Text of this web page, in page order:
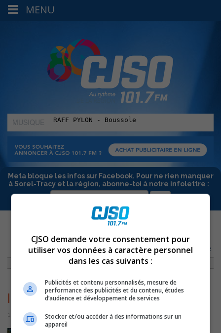
MUSIQUE
:
Meta bloque les infos sur Facebook. Pour ne rien manquer
à Sorel-Tracy et la région, abonne-toi à notre infolettre :
ACCUEIL»ACTUALITÉS»CONTRECOEUR: UNE RÉSIDENCE SUR LES
RIVES DU FLEUVE RAVAGÉE PAR UN INCENDIE»INCENDIECONTRECOEUR
IncendieContrecoeur
10 mai 2026 | Par Sylvain Rochon
MENU
CJSO demande votre consentement pour
utiliser vos données à caractère personnel
dans les cas suivants :
Publicités et contenu personnalisés, mesure de
performance des publicités et du contenu, études
d’audience et développement de services
Stocker et/ou accéder à des informations sur un
appareil